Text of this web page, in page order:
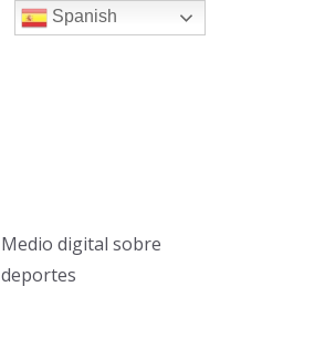
Medio digital sobre
deportes
Spanish